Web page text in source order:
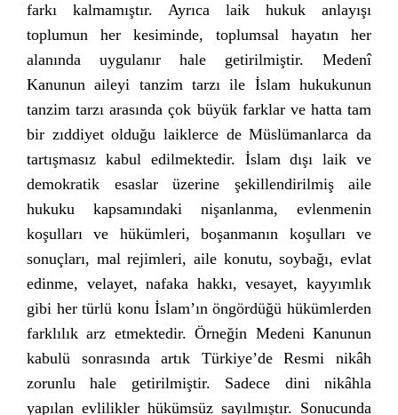
farkı kalmamıştır. Ayrıca laik hukuk anlayışı
toplumun her kesiminde, toplumsal hayatın her
alanında uygulanır hale getirilmiştir. Medenî
Kanunun aileyi tanzim tarzı ile İslam hukukunun
tanzim tarzı arasında çok büyük farklar ve hatta tam
bir zıddiyet olduğu laiklerce de Müslümanlarca da
tartışmasız kabul edilmektedir. İslam dışı laik ve
demokratik esaslar üzerine şekillendirilmiş aile
hukuku kapsamındaki nişanlanma, evlenmenin
koşulları ve hükümleri, boşanmanın koşulları ve
sonuçları, mal rejimleri, aile konutu, soybağı, evlat
edinme, velayet, nafaka hakkı, vesayet, kayyımlık
gibi her türlü konu İslam’ın öngördüğü hükümlerden
farklılık arz etmektedir. Örneğin Medeni Kanunun
kabulü sonrasında artık Türkiye’de Resmi nikâh
zorunlu hale getirilmiştir. Sadece dini nikâhla
yapılan evlilikler hükümsüz sayılmıştır. Sonucunda